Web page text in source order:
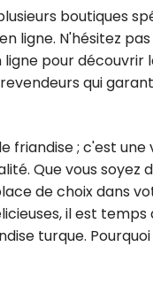
boutiques
ligne. N'hésitez
pour découvrir
qui
friandise ; c'est
Que vous
de choix dans
il est
turque.